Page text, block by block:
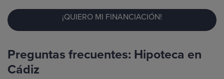
¡QUIERO MI FINANCIACIÓN!
Preguntas frecuentes: Hipoteca en
Cádiz